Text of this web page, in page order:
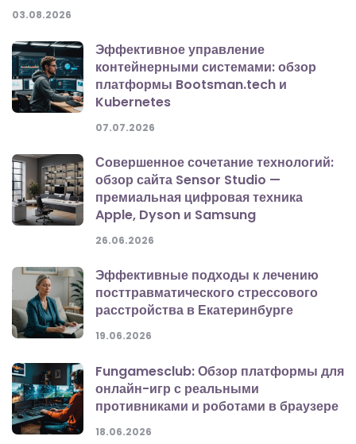
03.08.2026
Эффективное управление
контейнерными системами: обзор
платформы Bootsman.tech и
Kubernetes
07.07.2026
Совершенное сочетание технологий:
обзор сайта Sensor Studio —
премиальная цифровая техника
Apple, Dyson и Samsung
26.06.2026
Эффективные подходы к лечению
посттравматического стрессового
расстройства в Екатеринбурге
19.06.2026
Fungamesclub: Обзор платформы для
онлайн-игр с реальными
противниками и роботами в браузере
18.06.2026